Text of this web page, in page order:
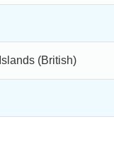
(British)